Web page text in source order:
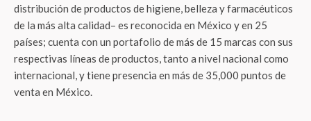
distribución de productos de higiene, belleza y farmacéuticos
de la más alta calidad– es reconocida en México y en 25
países; cuenta con un portafolio de más de 15 marcas con sus
respectivas líneas de productos, tanto a nivel nacional como
internacional, y tiene presencia en más de 35,000 puntos de
venta en México.